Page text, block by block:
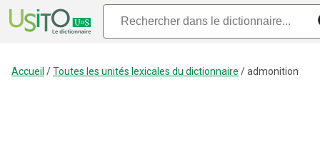
Accueil /Toutes les unités lexicales du dictionnaire /admonition